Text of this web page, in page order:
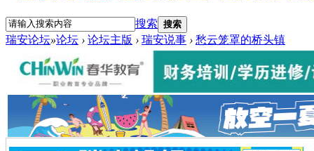
搜索 搜索
瑞安论坛»论坛 › 论坛主版 › 瑞安说事 › 愁云笼罩的桥头镇